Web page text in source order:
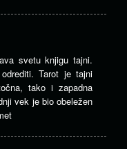
svetu knjigu tajni.
Tarot je tajni
tako i zapadna
vek je bio obeležen